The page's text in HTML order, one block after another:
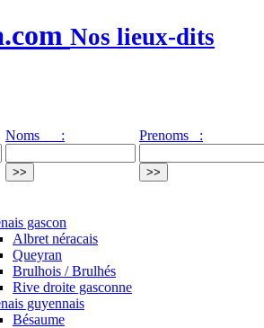
Nos lieux-dits
Noms : Prenoms :
gascon
Albret néracais
Queyran
Brulhois / Brulhés
Rive droite gasconne
guyennais
Bésaume